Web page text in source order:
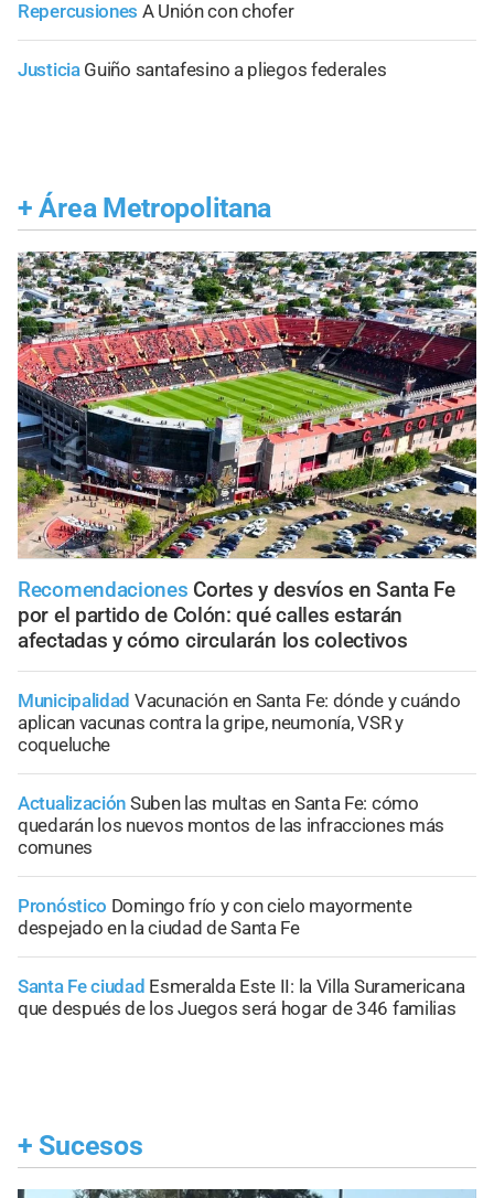
Repercusiones A Unión con chofer
Justicia Guiño santafesino a pliegos federales
+ Área Metropolitana
Recomendaciones Cortes y desvíos en Santa Fe
por el partido de Colón: qué calles estarán
afectadas y cómo circularán los colectivos
Municipalidad Vacunación en Santa Fe: dónde y cuándo
aplican vacunas contra la gripe, neumonía, VSR y
coqueluche
Actualización Suben las multas en Santa Fe: cómo
quedarán los nuevos montos de las infracciones más
comunes
Pronóstico Domingo frío y con cielo mayormente
despejado en la ciudad de Santa Fe
Santa Fe ciudad Esmeralda Este II: la Villa Suramericana
que después de los Juegos será hogar de 346 familias
+ Sucesos